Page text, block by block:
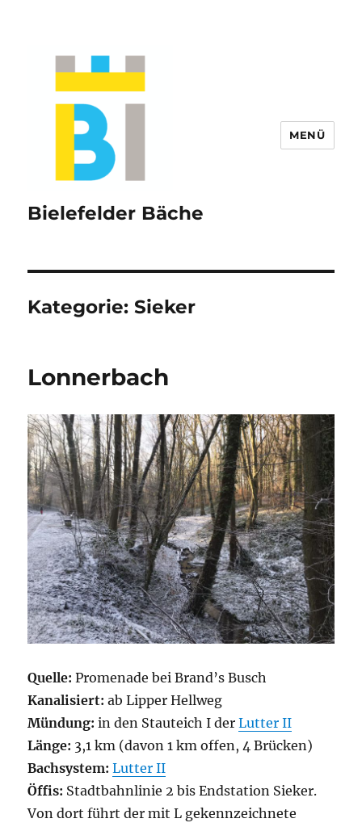
Bielefelder Bäche
MENÜ
Kategorie:Sieker
Lonnerbach
Quelle: Promenade bei Brand’s Busch
Kanalisiert: ab Lipper Hellweg
Mündung: in den Stauteich I derLutter II
Länge: 3,1 km (davon 1 km offen, 4 Brücken)
Bachsystem: Lutter II
Öffis: Stadtbahnlinie 2 bis Endstation Sieker.
Von dort führt der mit L gekennzeichnete